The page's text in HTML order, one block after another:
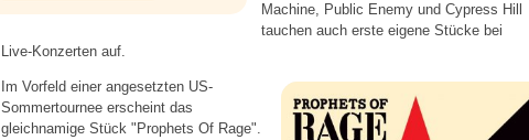
Machine, Public Enemy und Cypress Hill
tauchen auch erste eigene Stücke bei
Live-Konzerten auf.
Im Vorfeld einer angesetzten US-
Sommertournee erscheint das
gleichnamige Stück "Prophets Of Rage".